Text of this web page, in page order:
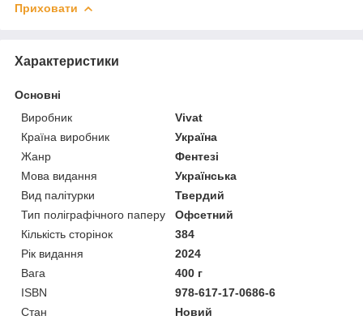
Приховати
Характеристики
Основні
Виробник
Vivat
Країна виробник
Україна
Жанр
Фентезі
Мова видання
Українська
Вид палітурки
Твердий
Тип поліграфічного паперу
Офсетний
Кількість сторінок
384
Рік видання
2024
Вага
400 г
ISBN
978-617-17-0686-6
Стан
Новий